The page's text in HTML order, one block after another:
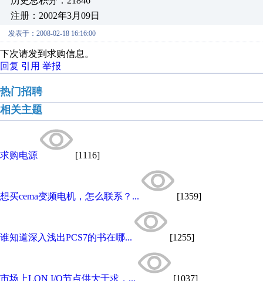
注册：2002年3月09日
发表于：2008-02-18 16:16:00
下次请发到求购信息。
回复 引用 举报
热门招聘
相关主题
求购电源 [1116]
想买cema变频电机，怎么联系？... [1359]
谁知道深入浅出PCS7的书在哪... [1255]
市场上LON I/O节点供大于求，... [1037]